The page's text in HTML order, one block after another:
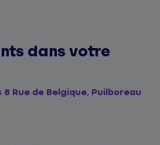
dans votre
Rue de Belgique, Puilboreau